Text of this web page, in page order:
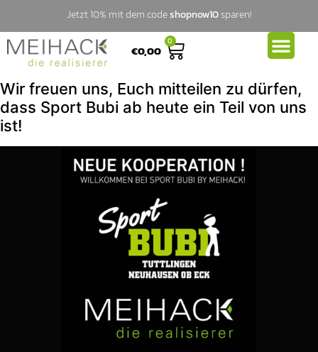
Jetzt 10% mit dem codeshopnow10sparen!
€0,00
0
Wir freuen uns, Euch mitteilen zu dürfen,
dass Sport Bubi ab heute ein Teil von uns
ist!